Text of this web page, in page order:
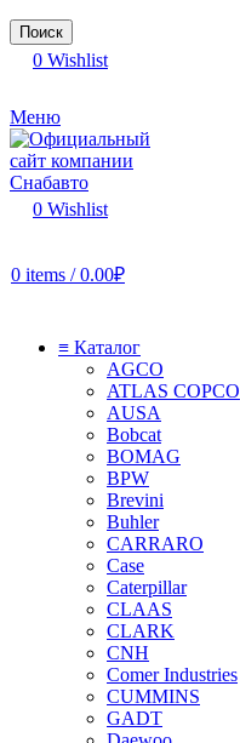
Поиск
0 Wishlist
Меню
0 Wishlist
0 items / 0.00₽
≡ Каталог
AGCO
ATLAS COPCO
AUSA
Bobcat
BOMAG
BPW
Brevini
Buhler
CARRARO
Case
Caterpillar
CLAAS
CLARK
CNH
Comer Industries
CUMMINS
GADT